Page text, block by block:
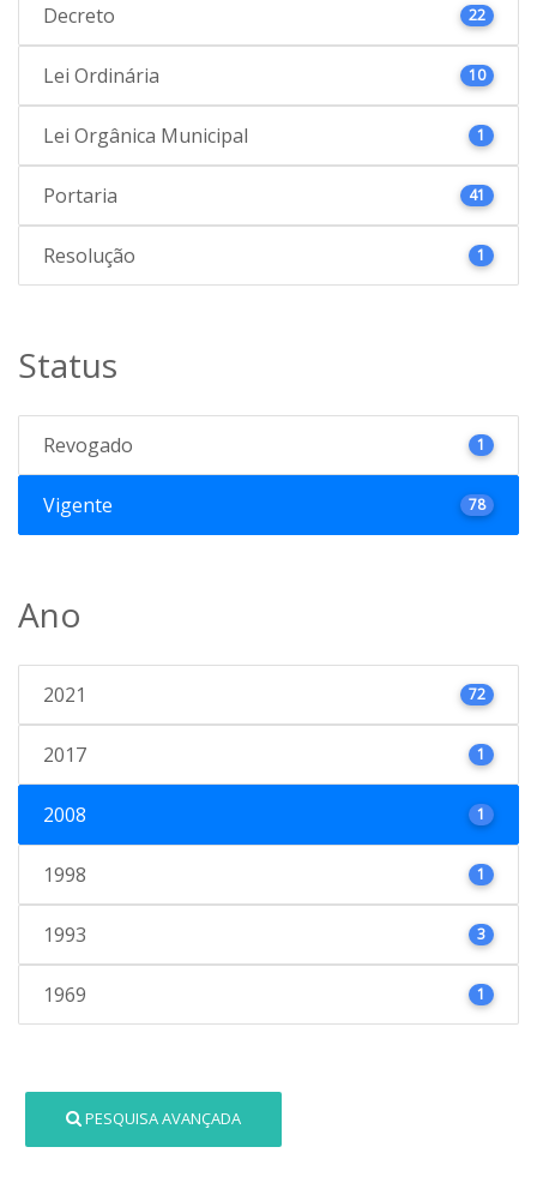
Decreto 22
Lei Ordinária 10
Lei Orgânica Municipal 1
Portaria 41
Resolução 1
Status
Revogado 1
Vigente 78
Ano
2021 72
2017 1
2008 1
1998 1
1993 3
1969 1
PESQUISA AVANÇADA